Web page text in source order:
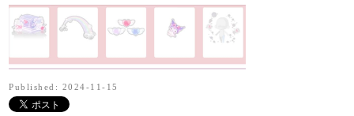
Published: 2024-11-15